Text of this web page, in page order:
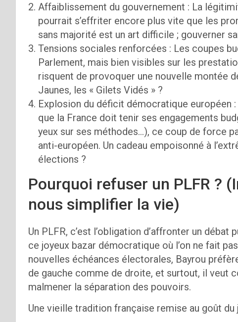
Affaiblissement du gouvernement : La
pourrait s’effriter encore plus vite que les
sans majorité est un art difficile ; gouverner
Tensions sociales renforcées : Les coupes
Parlement, mais bien visibles sur les
risquent de provoquer une nouvelle montée
Jaunes, les « Gilets Vidés » ?
Explosion du déficit démocratique européen
que la France doit tenir ses engagements
yeux sur ses méthodes…), ce coup de force
anti-européen. Un cadeau empoisonné à
élections ?
Pourquoi refuser un PLFR ?
nous simplifier la vie)
Un PLFR, c’est l’obligation d’affronter un
ce joyeux bazar démocratique où l’on ne fait
nouvelles échéances électorales, Bayrou
de gauche comme de droite, et surtout, il veut
malmener la séparation des pouvoirs.
Une vieille tradition française remise au goût du